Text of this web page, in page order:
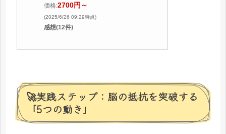
価格:2700円～
(2025/6/26 09:29時点)
感想(12件)
🚀実践ステップ：脳の抵抗を突破する
「5つの動き」